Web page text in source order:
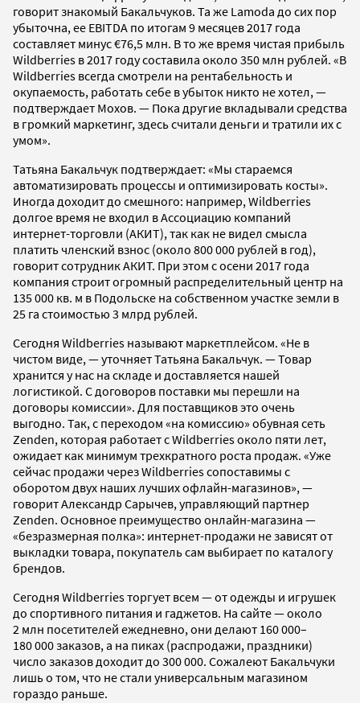
говорит знакомый Бакальчуков. Та же Lamoda до сих пор
убыточна, ее EBITDA по итогам 9 месяцев 2017 года
составляет минус €76,5 млн. В то же время чистая прибыль
Wildberries в 2017 году составила около 350 млн рублей. «В
Wildberries всегда смотрели на рентабельность и
окупаемость, работать себе в убыток никто не хотел, —
подтверждает Мохов. — Пока другие вкладывали средства
в громкий маркетинг, здесь считали деньги и тратили их с
умом».
Татьяна Бакальчук подтверждает: «Мы стараемся
автоматизировать процессы и оптимизировать косты».
Иногда доходит до смешного: например, Wildberries
долгое время не входил в Ассоциацию компаний
интернет-торговли (АКИТ), так как не видел смысла
платить членский взнос (около 800 000 рублей в год),
говорит сотрудник АКИТ. При этом с осени 2017 года
компания строит огромный распределительный центр на
135 000 кв. м в Подольске на собственном участке земли в
25 га стоимостью 3 млрд рублей.
Сегодня Wildberries называют маркетплейсом. «Не в
чистом виде, — уточняет Татьяна Бакальчук. — Товар
хранится у нас на складе и доставляется нашей
логистикой. С договоров поставки мы перешли на
договоры комиссии». Для поставщиков это очень
выгодно. Так, с переходом «на комиссию» обувная сеть
Zenden, которая работает с Wildberries около пяти лет,
ожидает как минимум трехкратного роста продаж. «Уже
сейчас продажи через Wildberries сопоставимы с
оборотом двух наших лучших офлайн-магазинов», —
говорит Александр Сарычев, управляющий партнер
Zenden. Основное преимущество онлайн-магазина —
«безразмерная полка»: интернет-продажи не зависят от
выкладки товара, покупатель сам выбирает по каталогу
брендов.
Сегодня Wildberries торгует всем — от одежды и игрушек
до спортивного питания и гаджетов. На сайте — около
2 млн посетителей ежедневно, они делают 160 000–
180 000 заказов, а на пиках (распродажи, праздники)
число заказов доходит до 300 000. Сожалеют Бакальчуки
лишь о том, что не стали универсальным магазином
гораздо раньше.